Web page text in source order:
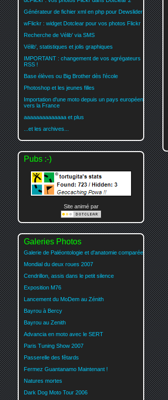
Générateur de fichier xml en php pour Dewslider
wFlickr : widget Dotclear pour vos photos Flickr
Recherche de Vélib' via SMS
Vélib', statistiques et jolis graphiques
IMPORTANT : changement de vos agrégateurs
RSS !
Base élèves ou Big Brother dès l'école
Photoshop et les jeunes filles
Importation d'une moto depuis un pays européen
vers la France
aaaaaaaaaaaaaa et plus
...et les archives...
Pubs :-)
Site animé par
Galeries Photos
Galerie de Paléontologie et d'anatomie comparée
Mondial du deux roues 2007
Cendrillon, assis dans le petit silence
Exposition M76
Lancement du MoDem au Zénith
Bayrou à Bercy
Bayrou au Zenith
Advancia en moto avec le SERT
Paris Tuning Show 2007
Passerelle des fêtards
Fermez Guantanamo Maintenant !
Natures mortes
Dark Dog Moto Tour 2006